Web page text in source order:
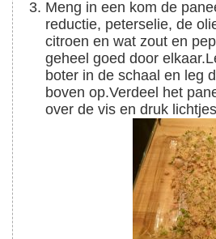
Meng in een kom de paneermeel, de
reductie, peterselie, de
citroen en wat zout en
geheel goed door elkaar.
boter in de schaal en leg
boven op.Verdeel het
over de vis en druk